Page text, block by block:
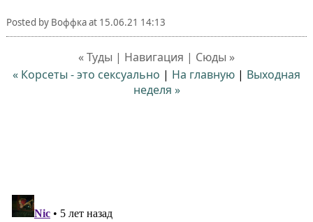
Posted by Воффкаat 15.06.21 14:13
« Туды | Навигация | Сюды »
« Корсеты - это сексуально | На главную | Выходная
неделя »